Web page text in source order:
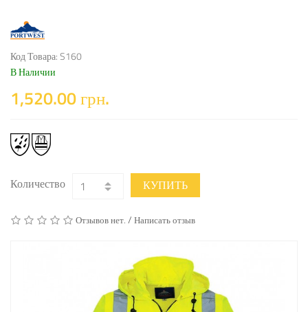
Код Товара: S160
В Наличии
1,520.00 грн.
Количество КУПИТЬ
Отзывов нет. / Написать отзыв